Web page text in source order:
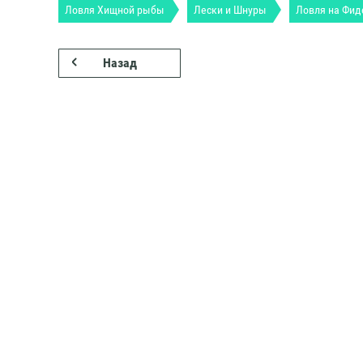
Ловля Хищной рыбы Лески и Шнуры Ловля на
Назад